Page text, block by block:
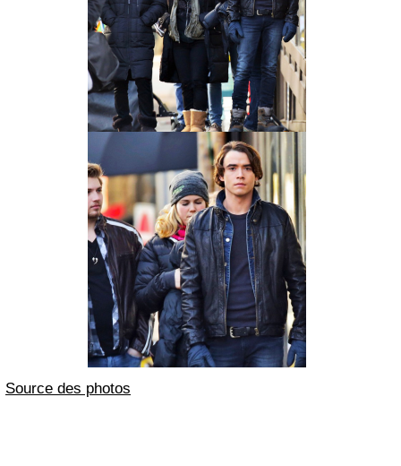
Source des photos